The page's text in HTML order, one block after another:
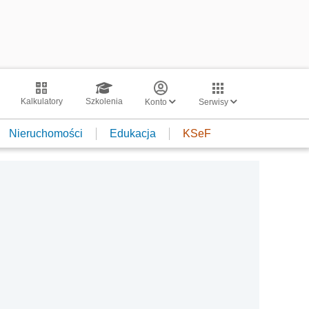
Kalkulatory Szkolenia Konto Serwisy
Nieruchomości Edukacja KSeF